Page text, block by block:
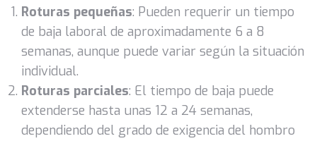
Roturas pequeñas: Pueden requerir un tiempo
de baja laboral de aproximadamente 6 a 8
semanas, aunque puede variar según la situación
individual.
Roturas parciales: El tiempo de baja puede
extenderse hasta unas 12 a 24 semanas,
dependiendo del grado de exigencia del hombro